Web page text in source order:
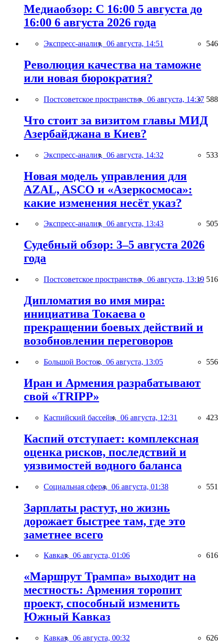
Медиаобзор: С 16:00 5 августа до
16:00 6 августа 2026 года
Экспресс-анализ, 06 августа, 14:51 546
Революция качества на таможне
или новая бюрократия?
Постсоветское пространство, 06 августа, 14:37 588
Что стоит за визитом главы МИД
Азербайджана в Киев?
Экспресс-анализ, 06 августа, 14:32 533
Новая модель управления для
AZAL, ASCO и «Азеркосмоса»:
какие изменения несёт указ?
Экспресс-анализ, 06 августа, 13:43 505
Судебный обзор: 3–5 августа 2026
года
Постсоветское пространство, 06 августа, 13:19 516
Дипломатия во имя мира:
инициатива Токаева о
прекращении боевых действий и
возобновлении переговоров
Большой Восток, 06 августа, 13:05 556
Иран и Армения разрабатывают
свой «TRIPP»
Каспийский бассейн, 06 августа, 12:31 423
Каспий отступает: комплексная
оценка рисков, последствий и
уязвимостей водного баланса
Социальная сфера, 06 августа, 01:38 551
Зарплаты растут, но жизнь
дорожает быстрее там, где это
заметнее всего
Кавказ, 06 августа, 01:06 616
«Маршрут Трампа» выходит на
местность: Армения торопит
проект, способный изменить
Южный Кавказ
Кавказ, 06 августа, 00:32 626